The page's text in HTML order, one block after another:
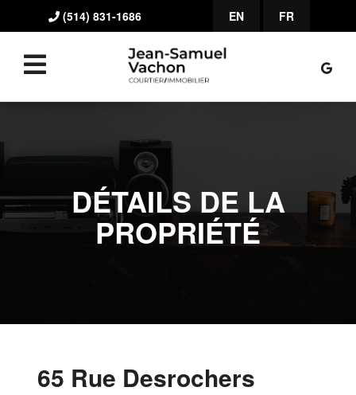
(514) 831-1686 EN FR
DÉTAILS DE LA
PROPRIÉTÉ
65 Rue Desrochers